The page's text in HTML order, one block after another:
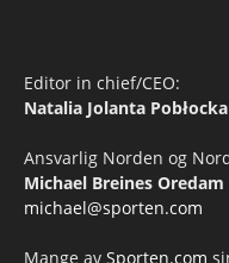
Editor in chief/CEO:
Natalia Jolanta Pobłocka
Ansvarlig Norden og
Michael Breines Oredam
michael@sporten.com
Mange av Sporten.com